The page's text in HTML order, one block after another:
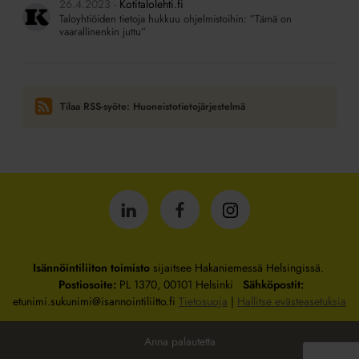
26.4.2023 Kotitalolehti.fi
Taloyhtiöiden tietoja hukkuu ohjelmistoihin: ”Tämä on
vaarallinenkin juttu”
Tilaa RSS-syöte: Huoneistotietojärjestelmä
Isännöintiliitto
LinkedInissä
Isännöintiliitto
Facebookissa
Isännöintiliitto
Instagrammissa
Isännöintiliiton toimistosijaitsee Hakaniemessä Helsingissä.
Postiosoite: PL 1370, 00101 Helsinki Sähköpostit:
etunimi.sukunimi@isannointiliitto.fi Tietosuoja | Hallitse evästeasetuksia
Anna palautetta